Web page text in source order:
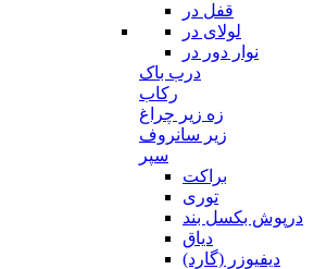
قفل در
لولای در
نوار دور در
درب باک
رکاب
زه زیر چراغ
زیر سانروف
سپر
براکت
توری
درپوش بکسل بند
دیاق
دیفیوزر (گارد)